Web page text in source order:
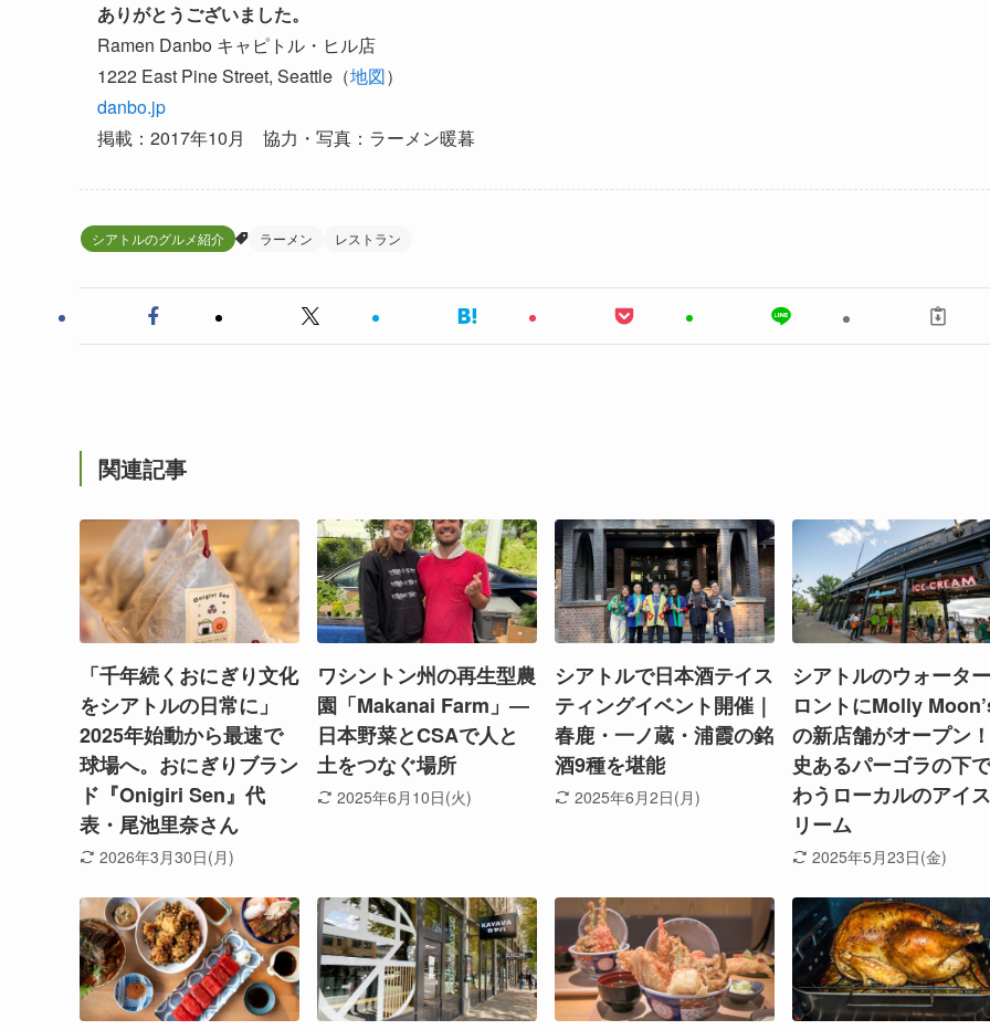
ありがとうございました。
Ramen Danbo キャピトル・ヒル店
1222 East Pine Street, Seattle（地図）
danbo.jp
掲載：2017年10月 協力・写真：ラーメン暖暮
シアトルのグルメ紹介 ラーメン レストラン
関連記事
「千年続くおにぎり文化
をシアトルの日常に」
2025年始動から最速で
球場へ。おにぎりブラン
ド『Onigiri Sen』代
表・尾池里奈さん
2026年3月30日(月)
ワシントン州の再生型農
園「Makanai Farm」―
日本野菜とCSAで人と
土をつなぐ場所
2025年6月10日(火)
シアトルで日本酒テイス
ティングイベント開催｜
春鹿・一ノ蔵・浦霞の銘
酒9種を堪能
2025年6月2日(月)
シアトルのウォータ
ロントにMolly
の新店舗がオープン
史あるパーゴラの下
わうローカルのアイ
リーム
2025年5月23日(金)